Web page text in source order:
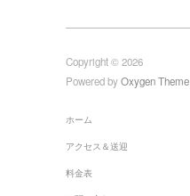
Copyright © 2026
Powered byOxygen Theme
ホーム
アクセス＆送迎
料金表